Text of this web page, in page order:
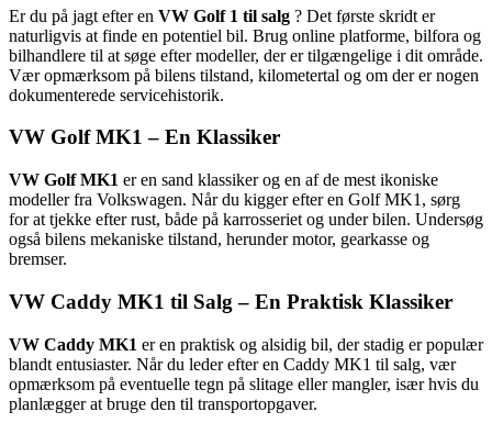
Er du på jagt efter en VW Golf 1 til salg ? Det første skridt er
naturligvis at finde en potentiel bil. Brug online platforme, bilfora og
bilhandlere til at søge efter modeller, der er tilgængelige i dit område.
Vær opmærksom på bilens tilstand, kilometertal og om der er nogen
dokumenterede servicehistorik.
VW Golf MK1 – En Klassiker
VW Golf MK1 er en sand klassiker og en af de mest ikoniske
modeller fra Volkswagen. Når du kigger efter en Golf MK1, sørg
for at tjekke efter rust, både på karrosseriet og under bilen. Undersøg
også bilens mekaniske tilstand, herunder motor, gearkasse og
bremser.
VW Caddy MK1 til Salg – En Praktisk Klassiker
VW Caddy MK1 er en praktisk og alsidig bil, der stadig er populær
blandt entusiaster. Når du leder efter en Caddy MK1 til salg, vær
opmærksom på eventuelle tegn på slitage eller mangler, især hvis du
planlægger at bruge den til transportopgaver.